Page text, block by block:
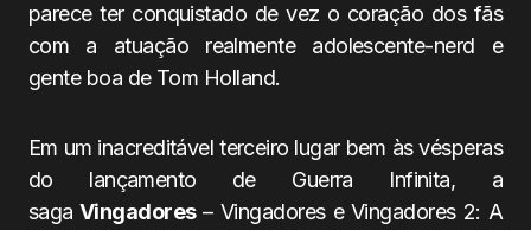
parece ter conquistado de vez o coração dos fãs
com a atuação realmente adolescente-nerd e
gente boa de Tom Holland.
Em um inacreditável terceiro lugar bem às vésperas
do lançamento de Guerra Infinita, a
saga Vingadores– Vingadores e Vingadores 2: A